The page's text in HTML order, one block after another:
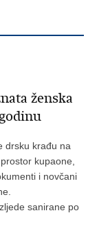
ženska
drsku krađu na
kupaone,
i novčani
sanirane po